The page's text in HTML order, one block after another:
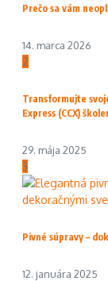
Prečo sa vám
14. marca 2026
2
Transformujte
Express (CCX)
29. mája 2025
3
Pivné súpravy –
12. januára 2025